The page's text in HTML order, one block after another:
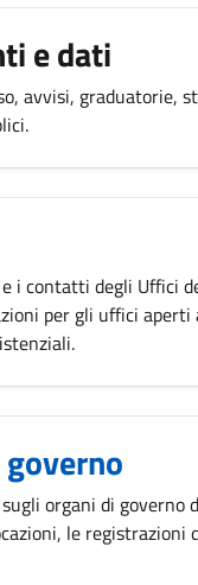
e dati
avvisi, graduatorie,
i contatti degli Uffici
per gli uffici aperti
organi di governo
le registrazioni